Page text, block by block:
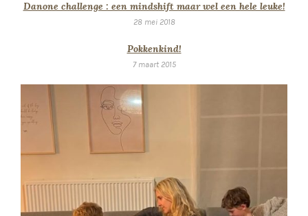
Danone challenge : een mindshift maar wel een hele leuke!
28 mei 2018
Pokkenkind!
7 maart 2015